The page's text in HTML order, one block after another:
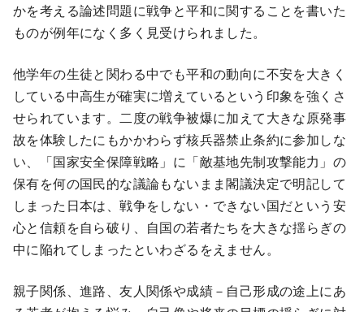
かを考える論述問題に戦争と平和に関することを書いた
ものが例年になく多く見受けられました。
他学年の生徒と関わる中でも平和の動向に不安を大きく
している中高生が確実に増えているという印象を強くさ
せられています。二度の戦争被爆に加えて大きな原発事
故を体験したにもかかわらず核兵器禁止条約に参加しな
い、「国家安全保障戦略」に「敵基地先制攻撃能力」の
保有を何の国民的な議論もないまま閣議決定で明記して
しまった日本は、戦争をしない・できない国だという安
心と信頼を自ら破り、自国の若者たちを大きな揺らぎの
中に陥れてしまったといわざるをえません。
親子関係、進路、友人関係や成績－自己形成の途上にあ